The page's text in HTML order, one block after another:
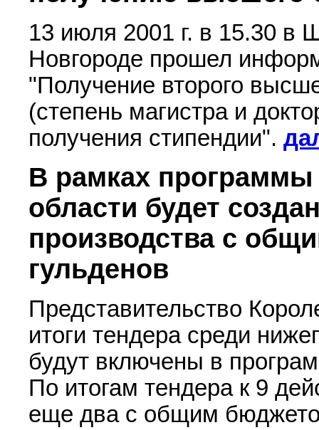
13 июля 2001 г. в 15.30 в
Новгороде прошел
"Получение второго
(степень магистра и
получения стипендии".
В рамках программы
области будет
производства с
гульденов
Представительство
итоги тендера среди
будут включены в
По итогам тендера к 9
еще два с общим